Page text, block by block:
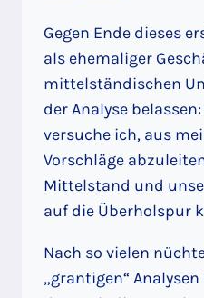
Gegen Ende dieses
als ehemaliger
mittelständischen
der Analyse
versuche ich, aus
Vorschläge
Mittelstand und
auf die Überholspur
Nach so vielen
„grantigen“